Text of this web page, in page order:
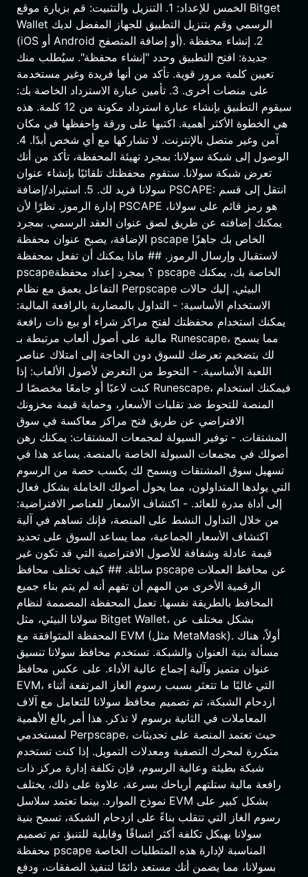
الخمس للإعداد: 1. التنزيل والتثبيت: قم بزيارة موقع Bitget
Wallet الرسمي وقم بتنزيل التطبيق للجهاز المفضل لديك
(iOS أو Android أو إضافة المتصفح). 2. إنشاء محفظة
جديدة: افتح التطبيق وحدد "إنشاء محفظة". سيُطلب منك
تعيين كلمة مرور قوية. تأكد من أنها فريدة وغير مستخدمة
على منصات أخرى. 3. تأمين عبارة الاسترداد الخاصة بك:
سيقوم التطبيق بإنشاء عبارة استرداد مكونة من 12 كلمة. هذه
هي الخطوة الأكثر أهمية. اكتبها على ورقة واحفظها في مكان
آمن وغير متصل بالإنترنت. لا تشاركها مع أي شخص أبدًا. 4.
الوصول إلى شبكة سولانا: بمجرد تهيئة المحفظة، تأكد من أنك
تعرض شبكة سولانا. ستقوم محفظتك تلقائيًا بإنشاء عنوان
سولانا فريد لك. 5. استيراد/إضافة PSCAPE: انتقل إلى قسم
إدارة الرموز. نظرًا لأن PSCAPE هو رمز قائم على سولانا،
يمكنك إضافته عن طريق لصق عنوان العقد الرسمي. بمجرد
الإضافة، يصبح عنوان محفظة pscape الخاص بك جاهزًا
لاستقبال وإرسال الرموز. ## ماذا يمكنك أن تفعل بمحفظة
pscape؟ بمجرد إعداد محفظة pscape الخاصة بك، يمكنك
التفاعل بعمق مع نظام Perpscape البيئي. إليك حالات
الاستخدام الأساسية: - التداول بالمضاربة بالرافعة المالية:
يمكنك استخدام محفظتك لفتح مراكز شراء أو بيع ذات رافعة
مالية على أصول ألعاب مرتبطة بـ Runescape، مما يسمح
لك بتضخيم تعرضك للسوق دون الحاجة إلى امتلاك عناصر
اللعبة الأساسية. - التحوط من التعرض لأصول الألعاب: إذا
كنت لاعبًا أو جامعًا مخصصًا لـ Runescape، فيمكنك استخدام
المنصة للتحوط ضد تقلبات الأسعار، وحماية قيمة مخزونك
الافتراضي عن طريق فتح مراكز معاكسة في سوق
المشتقات. - توفير السيولة لمجمعات المشتقات: يمكنك رهن
أصولك في مجمعات السيولة الخاصة بالمنصة. يساعد هذا في
تسهيل سوق المشتقات ويسمح لك بكسب حصة من الرسوم
التي يولدها المتداولون، مما يحول أصولك الخاملة بشكل فعال
إلى أداة مدرة للعائد. - اكتشاف الأسعار للعناصر الافتراضية:
من خلال التداول النشط على المنصة، فإنك تساهم في آلية
اكتشاف الأسعار الجماعية، مما يساعد السوق على تحديد
قيمة عادلة وشفافة للأصول الافتراضية التي قد تكون غير
سائلة. ## كيف تختلف محافظ pscape عن محافظ العملات
الرقمية الأخرى من المهم أن تفهم أنه لم يتم بناء جميع
المحافظ بالطريقة نفسها. تعمل المحفظة المصممة لنظام
سولانا البيئي، مثل Bitget Wallet، بشكل مختلف عن
المحفظة المتوافقة مع EVM (مثل MetaMask). أولاً، هناك
مسألة بنية العنوان والشبكة. تستخدم محافظ سولانا تنسيق
عنوان متميز وآلية إجماع عالية الأداء. على عكس محافظ
EVM، التي غالبًا ما تتعثر بسبب رسوم الغاز المرتفعة أثناء
ازدحام الشبكة، تم تصميم محافظ سولانا للتعامل مع آلاف
المعاملات في الثانية برسوم لا تذكر. هذا أمر بالغ الأهمية
لمستخدمي Perpscape، حيث تعتمد المنصة على تحديثات
متكررة لمحرك التصفية ومعدلات التمويل. إذا كنت تستخدم
شبكة بطيئة وعالية الرسوم، فإن تكلفة إدارة مركز ذات
رافعة مالية ستلتهم أرباحك بسرعة. علاوة على ذلك، يختلف
نموذج الموارد. بينما تعتمد سلاسل EVM بشكل كبير على
رسوم الغاز التي تتقلب بناءً على ازدحام الشبكة، تسمح بنية
سولانا بهيكل تكلفة أكثر اتساقًا وقابلية للتنبؤ. تم تصميم
محفظة pscape المناسبة لإدارة هذه المتطلبات الخاصة
بسولانا، مما يضمن أنك مستعد دائمًا لتنفيذ الصفقات، ودفع